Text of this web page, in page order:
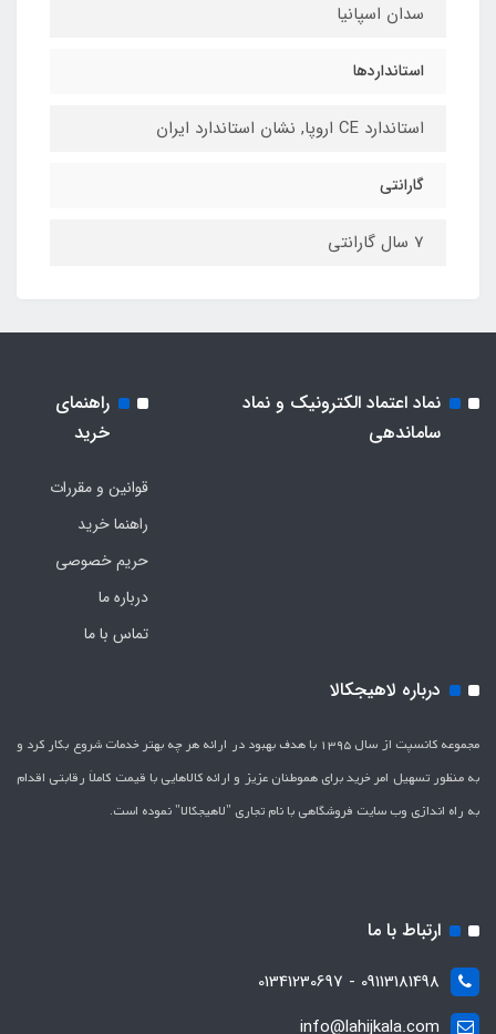
سدان اسپانیا
استانداردها
استاندارد CE اروپا, نشان استاندارد ایران
گارانتی
7 سال گارانتی
نماد اعتماد الکترونیک و نماد
ساماندهی
راهنمای
خرید
قوانین و مقررات
راهنما خرید
حریم خصوصی
درباره ما
تماس با ما
درباره لاهیجکالا
مجموعه کانسپت از سال 1395 با هدف بهبود در ارائه هر چه بهتر خدمات شروع بکار کرد و
به منظور تسهیل امر خرید برای هموطنان عزیز و ارائه کالاهایی با قیمت کاملاَ رقابتی اقدام
به راه اندازی وب سایت فروشگاهی با نام تجاری "لاهیج­کالا" نموده است.
ارتباط با ما
09113181498 - 01341230697
info@lahijkala.com